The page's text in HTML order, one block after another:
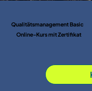
Qualitätsmanagement Basic
Online-Kurs mit Zertifikat